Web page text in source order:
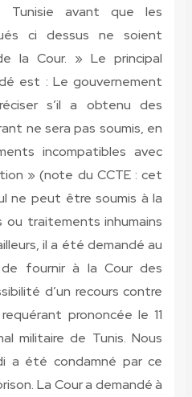
Tunisie avant que les
ci dessus ne soient
la Cour. » Le principal
est : Le gouvernement
s’il a obtenu des
ne sera pas soumis, en
incompatibles avec
» (note du CCTE : cet
ne peut être soumis à la
traitements inhumains
il a été demandé au
fournir à la Cour des
d’un recours contre
prononcée le 11
militaire de Tunis. Nous
a été condamné par ce
La Cour a demandé à